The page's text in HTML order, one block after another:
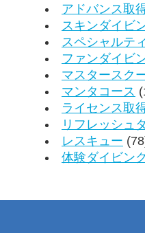
アドバンス取
スキンダイビ
スペシャルティ
ファンダイビ
マスタースク
マンタコース
ライセンス取
リフレッシュ
レスキュー
体験ダイビン